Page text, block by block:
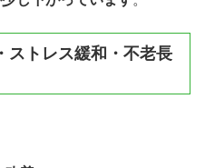
ストレス緩和・不老長